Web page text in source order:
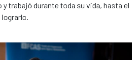
trabajó durante toda su vida, hasta el